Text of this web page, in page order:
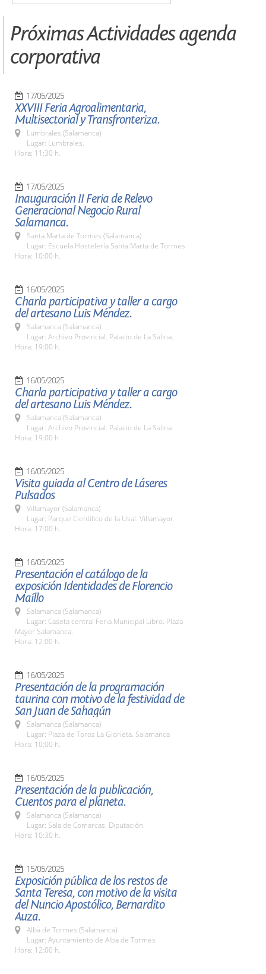
Próximas Actividades agenda
corporativa
17/05/2025
XXVIII Feria Agroalimentaria,
Multisectorial y Transfronteriza.
Lumbrales (Salamanca)
Lugar: Lumbrales.
Hora: 11:30 h.
17/05/2025
Inauguración II Feria de Relevo
Generacional Negocio Rural
Salamanca.
Santa Marta de Tormes (Salamanca)
Lugar: Escuela Hostelería Santa Marta de Tormes
Hora: 10:00 h.
16/05/2025
Charla participativa y taller a cargo
del artesano Luis Méndez.
Salamanca (Salamanca)
Lugar: Archivo Provincial. Palacio de La Salina.
Hora: 19:00 h.
16/05/2025
Charla participativa y taller a cargo
del artesano Luis Méndez.
Salamanca (Salamanca)
Lugar: Archivo Provincial. Palacio de La Salina
Hora: 19:00 h.
16/05/2025
Visita guiada al Centro de Láseres
Pulsados
Villamayor (Salamanca)
Lugar: Parque Científico de la Usal. Villamayor
Hora: 17:00 h.
16/05/2025
Presentación el catálogo de la
exposición Identidades de Florencio
Maíllo
Salamanca (Salamanca)
Lugar: Caseta central Feria Municipal Libro. Plaza
Mayor Salamanca.
Hora: 12:00 h.
16/05/2025
Presentación de la programación
taurina con motivo de la festividad de
San Juan de Sahagún
Salamanca (Salamanca)
Lugar: Plaza de Toros La Glorieta. Salamanca
Hora: 10;00 h.
16/05/2025
Presentación de la publicación,
Cuentos para el planeta.
Salamanca (Salamanca)
Lugar: Sala de Comarcas. Diputación.
Hora: 10:30 h.
15/05/2025
Exposición pública de los restos de
Santa Teresa, con motivo de la visita
del Nuncio Apostólico, Bernardito
Auza.
Alba de Tormes (Salamanca)
Lugar: Ayuntamiento de Alba de Tormes
Hora: 12:00 h.